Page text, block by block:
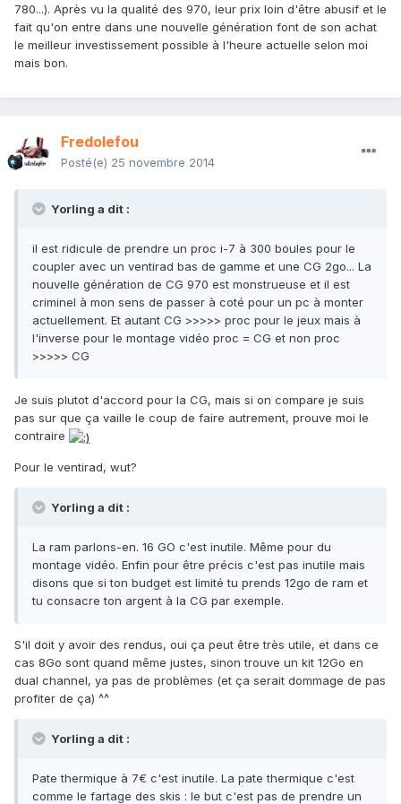
780...). Après vu la qualité des 970, leur prix loin d'être abusif et le
fait qu'on entre dans une nouvelle génération font de son achat
le meilleur investissement possible à l'heure actuelle selon moi
mais bon.
Fredolefou
Posté(e) 25 novembre 2014
Yorling a dit :
il est ridicule de prendre un proc i-7 à 300 boules pour le
coupler avec un ventirad bas de gamme et une CG 2go... La
nouvelle génération de CG 970 est monstrueuse et il est
criminel à mon sens de passer à coté pour un pc à monter
actuellement. Et autant CG >>>>> proc pour le jeux mais à
l'inverse pour le montage vidéo proc = CG et non proc
>>>>> CG
Je suis plutot d'accord pour la CG, mais si on compare je suis
pas sur que ça vaille le coup de faire autrement, prouve moi le
contraire
Pour le ventirad, wut?
Yorling a dit :
La ram parlons-en. 16 GO c'est inutile. Même pour du
montage vidéo. Enfin pour être précis c'est pas inutile mais
disons que si ton budget est limité tu prends 12go de ram et
tu consacre ton argent à la CG par exemple.
S'il doit y avoir des rendus, oui ça peut être très utile, et dans ce
cas 8Go sont quand même justes, sinon trouve un kit 12Go en
dual channel, ya pas de problèmes (et ça serait dommage de pas
profiter de ça) ^^
Yorling a dit :
Pate thermique à 7€ c'est inutile. La pate thermique c'est
comme le fartage des skis : le but c'est pas de prendre un